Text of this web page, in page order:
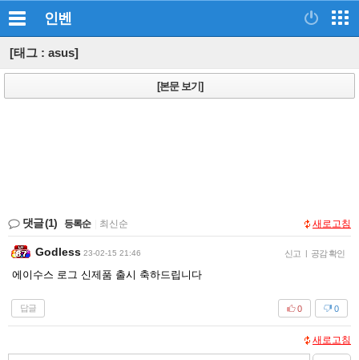
인벤
[태그 : asus]
[본문 보기]
댓글(1) 등록순 최신순 새로고침
Godless 23-02-15 21:46 신고 | 공감 확인
에이수스 로그 신제품 출시 축하드립니다
답글 0
0
새로고침